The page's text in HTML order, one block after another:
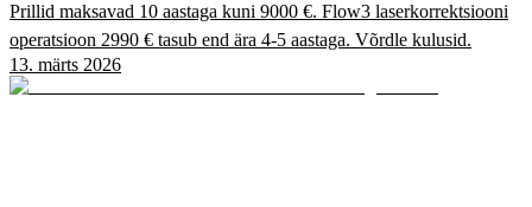
Prillid maksavad 10 aastaga kuni 9000 €. Flow3 laserkorrektsiooni
operatsioon 2990 € tasub end ära 4-5 aastaga. Võrdle kulusid.
13. märts 2026